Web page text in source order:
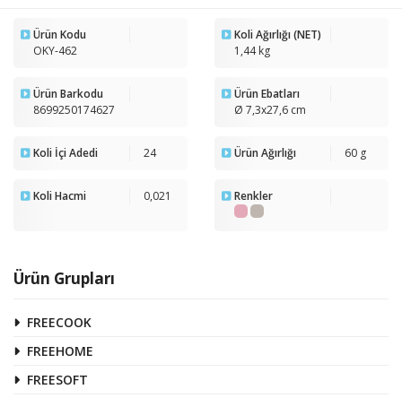
Ürün Grupları
FREECOOK
FREEHOME
FREESOFT
Ürün Kodu
OKY-462
Koli Ağırlığı (NET)
1,44 kg
Ürün Barkodu
8699250174627
Ürün Ebatları
Ø 7,3x27,6 cm
Koli İçi Adedi 24 Ürün Ağırlığı 60 g
Koli Hacmi 0,021 Renkler